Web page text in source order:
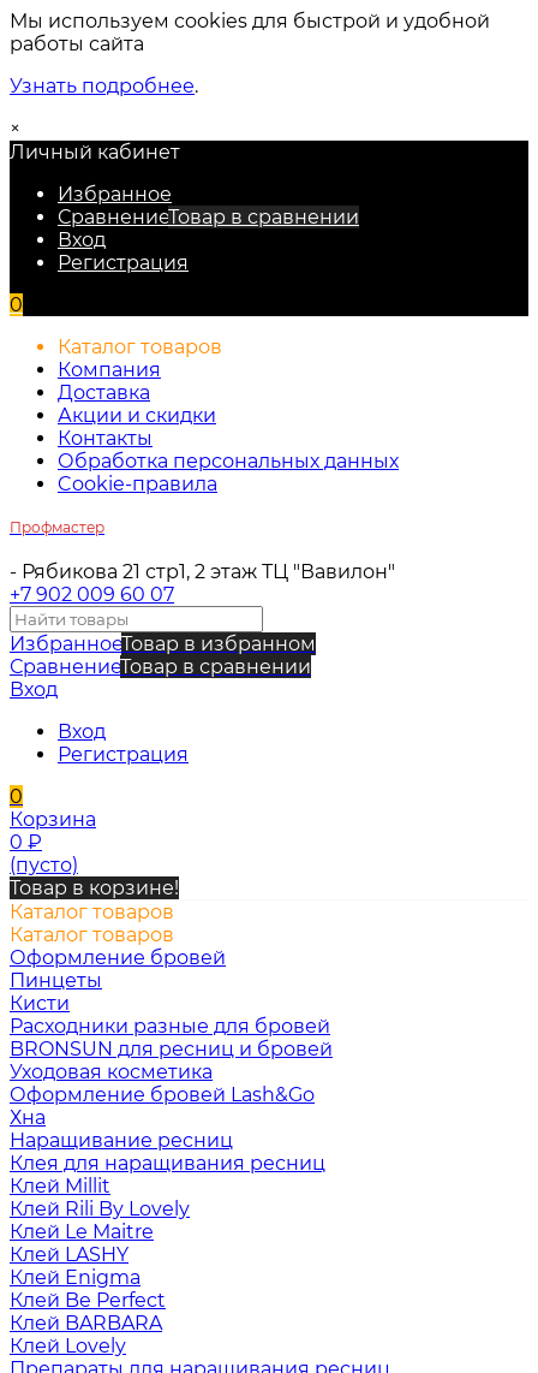
Мы используем cookies для быстрой и удобной
работы сайта
Узнать подробнее.
×
Личный кабинет
Избранное
СравнениеТовар в сравнении
Вход
Регистрация
0
Каталог товаров
Компания
Доставка
Акции и скидки
Контакты
Обработка персональных данных
Cookie-правила
Профмастер
- Рябикова 21 стр1, 2 этаж ТЦ "Вавилон"
+7 902 009 60 07
ИзбранноеТовар в избранном
СравнениеТовар в сравнении
Вход
Вход
Регистрация
0
Корзина
0 ₽
(пусто)
Товар в корзине!
Каталог товаров
Каталог товаров
Оформление бровей
Пинцеты
Кисти
Расходники разные для бровей
BRONSUN для ресниц и бровей
Уходовая косметика
Оформление бровей Lash&Go
Хна
Наращивание ресниц
Клея для наращивания ресниц
Клей Millit
Клей Rili By Lovely
Клей Le Maitre
Клей LASHY
Клей Enigma
Клей Be Perfect
Клей BARBARA
Клей Lovely